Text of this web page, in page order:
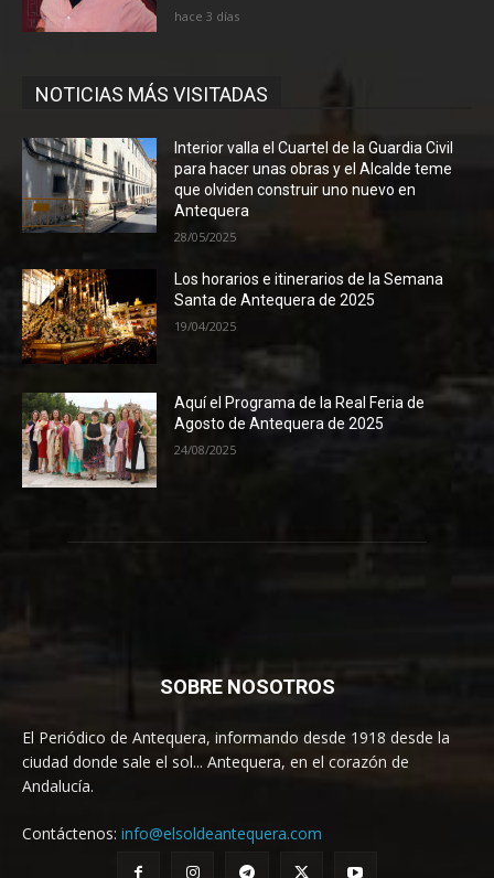
hace 3 días
NOTICIAS MÁS VISITADAS
Interior valla el Cuartel de la Guardia Civil
para hacer unas obras y el Alcalde teme
que olviden construir uno nuevo en
Antequera
28/05/2025
Los horarios e itinerarios de la Semana
Santa de Antequera de 2025
19/04/2025
Aquí el Programa de la Real Feria de
Agosto de Antequera de 2025
24/08/2025
SOBRE NOSOTROS
El Periódico de Antequera, informando desde 1918 desde la
ciudad donde sale el sol... Antequera, en el corazón de
Andalucía.
Contáctenos: info@elsoldeantequera.com